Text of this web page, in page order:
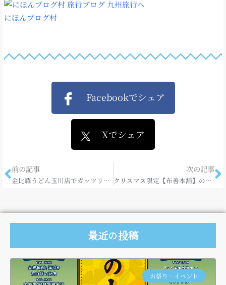
にほんブログ村
Facebookでシェア
Xでシェア
前の記事
金比羅うどん玉川店でガッツリ！！
次の記事
クリスマス限定【布善本舗】のイチゴタルト♪
最近の投稿
お祭り・イベント